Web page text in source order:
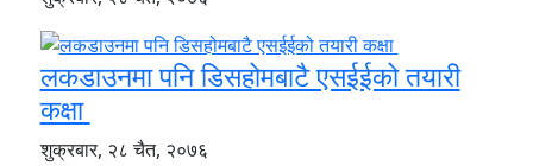
लकडाउनमा पनि डिसहोमबाटै एसईईको तयारी
कक्षा
शुक्रबार, २८ चैत, २०७६